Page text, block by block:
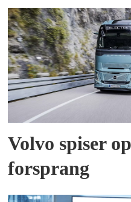
Volvo spiser
forsprang